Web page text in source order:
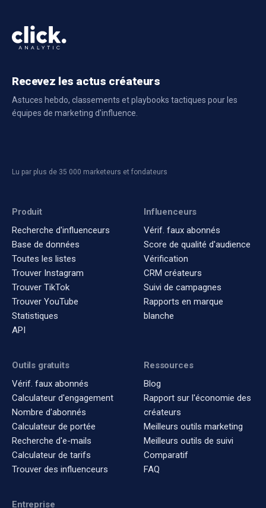
Recevez les actus créateurs
Astuces hebdo, classements et playbooks tactiques pour les
équipes de marketing d'influence.
Lu par plus de 35 000 marketeurs et fondateurs
Produit
Recherche d'influenceurs
Base de données
Toutes les listes
Trouver Instagram
Trouver TikTok
Trouver YouTube
Statistiques
API
Influenceurs
Vérif. faux abonnés
Score de qualité d'audience
Vérification
CRM créateurs
Suivi de campagnes
Rapports en marque
blanche
Outils gratuits
Vérif. faux abonnés
Calculateur d'engagement
Nombre d'abonnés
Calculateur de portée
Recherche d'e-mails
Calculateur de tarifs
Trouver des influenceurs
Ressources
Blog
Rapport sur l'économie des
créateurs
Meilleurs outils marketing
Meilleurs outils de suivi
Comparatif
FAQ
Entreprise